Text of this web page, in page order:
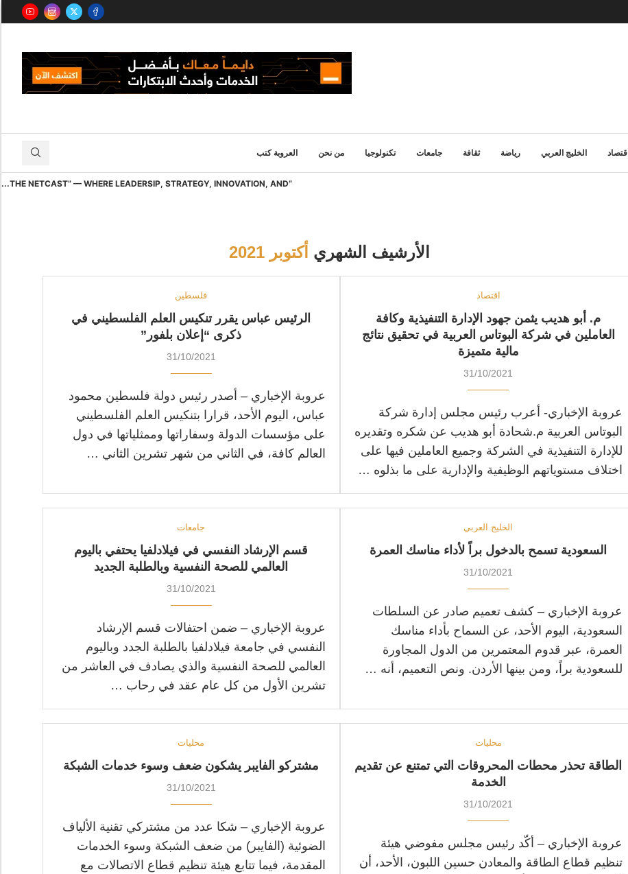
اقتصاد الخليج العربي رياضة ثقافة جامعات تكنولوجيا من نحن العروبة كتب
“THE NETCAST” — WHERE LEADERSIP, STRATEGY, INNOVATION, AND...
الأرشيف الشهري أكتوبر 2021
اقتصاد
م. أبو هديب يثمن جهود الإدارة التنفيذية وكافة
العاملين في شركة البوتاس العربية في تحقيق نتائج
مالية متميزة
31/10/2021
عروبة الإخباري- أعرب رئيس مجلس إدارة شركة
البوتاس العربية م.شحادة أبو هديب عن شكره وتقديره
للإدارة التنفيذية في الشركة وجميع العاملين فيها على
اختلاف مستوياتهم الوظيفية والإدارية على ما بذلوه …
فلسطين
الرئيس عباس يقرر تنكيس العلم الفلسطيني في
ذكرى “إعلان بلفور”
31/10/2021
عروبة الإخباري – أصدر رئيس دولة فلسطين محمود
عباس، اليوم الأحد، قرارا بتنكيس العلم الفلسطيني
على مؤسسات الدولة وسفاراتها وممثلياتها في دول
العالم كافة، في الثاني من شهر تشرين الثاني …
الخليج العربي
السعودية تسمح بالدخول براً لأداء مناسك العمرة
31/10/2021
عروبة الإخباري – كشف تعميم صادر عن السلطات
السعودية، اليوم الأحد، عن السماح بأداء مناسك
العمرة، عبر قدوم المعتمرين من الدول المجاورة
للسعودية براً، ومن بينها الأردن. ونص التعميم، أنه …
جامعات
قسم الإرشاد النفسي في فيلادلفيا يحتفي باليوم
العالمي للصحة النفسية وبالطلبة الجديد
31/10/2021
عروبة الإخباري – ضمن احتفالات قسم الإرشاد
النفسي في جامعة فيلادلفيا بالطلبة الجدد وباليوم
العالمي للصحة النفسية والذي يصادف في العاشر من
تشرين الأول من كل عام عقد في رحاب …
محليات
الطاقة تحذر محطات المحروقات التي تمتنع عن تقديم
الخدمة
31/10/2021
عروبة الإخباري – أكّد رئيس مجلس مفوضي هيئة
تنظيم قطاع الطاقة والمعادن حسين اللبون، الأحد، أن
محليات
مشتركو الفايبر يشكون ضعف وسوء خدمات الشبكة
31/10/2021
عروبة الإخباري – شكا عدد من مشتركي تقنية الألياف
الضوئية (الفايبر) من ضعف الشبكة وسوء الخدمات
المقدمة، فيما تتابع هيئة تنظيم قطاع الاتصالات مع